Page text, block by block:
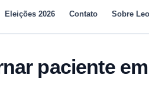
Eleições 2026 Contato Sobre
paciente